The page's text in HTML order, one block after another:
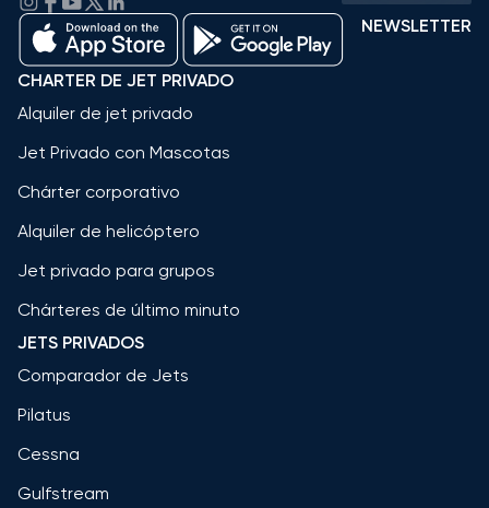
NEWSLETTER
CHARTER DE JET PRIVADO
Alquiler de jet privado
Jet Privado con Mascotas
Chárter corporativo
Alquiler de helicóptero
Jet privado para grupos
Chárteres de último minuto
JETS PRIVADOS
Comparador de Jets
Pilatus
Cessna
Gulfstream